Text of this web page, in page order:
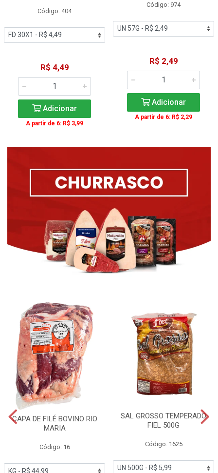
Código: 404
R$ 4,49
Adicionar
A partir de 6: R$ 3,99
Código: 974
R$ 2,49
Adicionar
A partir de 6: R$ 2,29
CAPA DE FILÉ BOVINO RIO
MARIA
Código: 16
SAL GROSSO TEMPERADO
FIEL 500G
Código: 1625